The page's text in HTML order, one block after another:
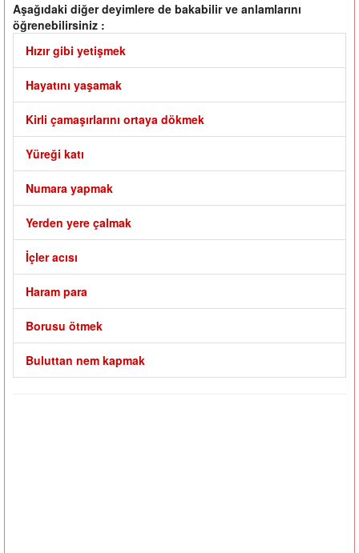
Aşağıdaki diğer deyimlere de bakabilir ve anlamlarını
öğrenebilirsiniz :
Hızır gibi yetişmek
Hayatını yaşamak
Kirli çamaşırlarını ortaya dökmek
Yüreği katı
Numara yapmak
Yerden yere çalmak
İçler acısı
Haram para
Borusu ötmek
Buluttan nem kapmak